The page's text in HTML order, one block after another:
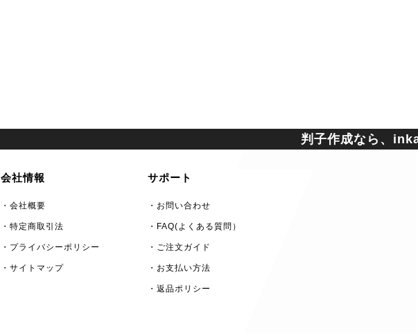
判子作成なら、
会社情報
・会社概要
・特定商取引法
・プライバシーポリシー
・サイトマップ
サポート
・お問い合わせ
・FAQ(よくある質問）
・ご注文ガイド
・お支払い方法
・返品ポリシー